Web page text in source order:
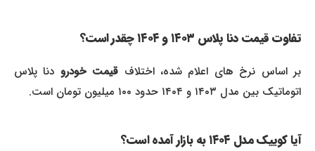
تفاوت قیمت دنا پلاس ۱۴۰۳ و ۱۴۰۴ چقدر است؟
بر اساس نرخ های اعلام شده، اختلافقیمت خودرودنا پلاس
اتوماتیک بین مدل ۱۴۰۳ و ۱۴۰۴ حدود ۱۰۰ میلیون تومان است.
آیا کوییک مدل ۱۴۰۴ به بازار آمده است؟